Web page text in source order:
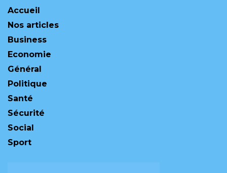
Accueil
Nos articles
Business
Economie
Général
Politique
Santé
Sécurité
Social
Sport